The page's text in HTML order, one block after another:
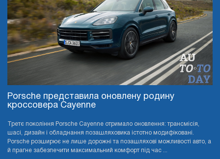
Porsche представила оновлену родину
кроссовера Cayenne
Третє покоління Porsche Cayenne отримало оновлення: трансмісія,
шасі, дизайн і обладнання позашляховика істотно модифіковані.
Porsche розширює не лише дорожні та позашляхові можливості авто, а
й прагне забезпечити максимальний комфорт під час ...